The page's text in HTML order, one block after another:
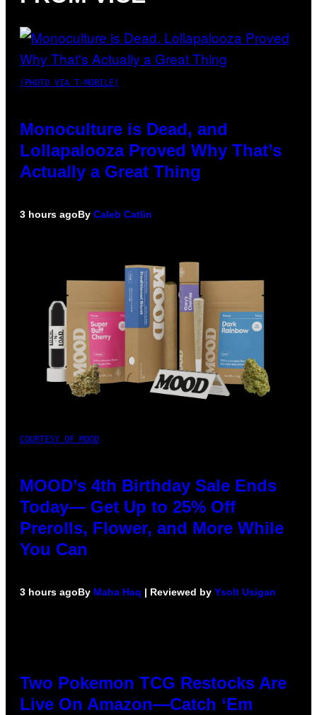
(PHOTO VIA T-MOBILE)
Monoculture is Dead, and
Lollapalooza Proved Why That’s
Actually a Great Thing
3 hours agoBy Caleb Catlin
COURTESY OF MOOD
MOOD’s 4th Birthday Sale Ends
Today— Get Up to 25% Off
Prerolls, Flower, and More While
You Can
3 hours agoBy Maha Haq | Reviewed by Ysolt Usigan
Two Pokemon TCG Restocks Are
Live On Amazon—Catch ‘Em